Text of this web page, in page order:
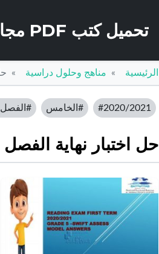
تحميل كتب PDF مجانا – كتب كو
الرئيسية مناهج وحلول دراسية
#2020/2021 #الخامس #الفصل
حل اختبار نهاية